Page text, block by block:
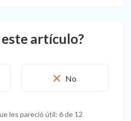
artículo?
les pareció útil: 6 de 12